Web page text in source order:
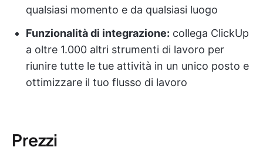
qualsiasi momento e da qualsiasi luogo
Funzionalità di integrazione: collega ClickUp
a oltre 1.000 altri strumenti di lavoro per
riunire tutte le tue attività in un unico posto e
ottimizzare il tuo flusso di lavoro
Prezzi